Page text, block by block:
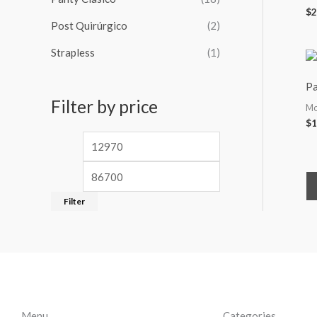
Post Quirúrgico (2)
Strapless (1)
Filter by price
Filter
$
$